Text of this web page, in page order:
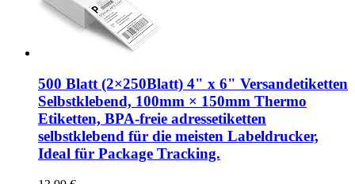
500 Blatt (2×250Blatt) 4" x 6" Versandetiketten
Selbstklebend, 100mm × 150mm Thermo
Etiketten, BPA-freie adressetiketten
selbstklebend für die meisten Labeldrucker,
Ideal für Package Tracking.